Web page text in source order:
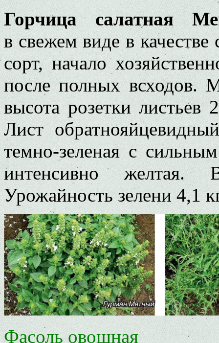
Горчица салатная
в свежем виде в
сорт, начало
после полных всходов.
высота розетки
Лист
темно-зеленая с
интенсивно желтая.
Урожайность зелени 4,1
Фасоль овощная